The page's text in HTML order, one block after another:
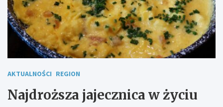
AKTUALNOŚCI REGION
Najdroższa jajecznica w życiu